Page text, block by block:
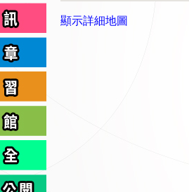
顯示詳細地圖